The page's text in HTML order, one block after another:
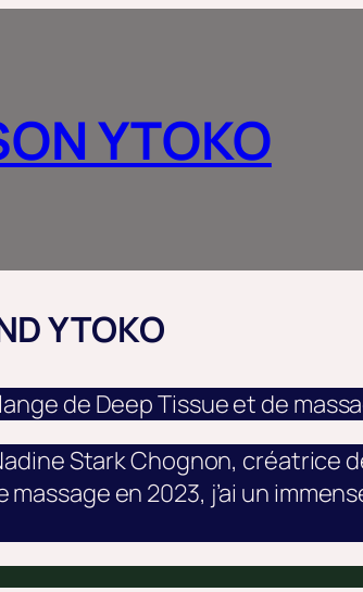
YTOKO
YTOKO
de Deep Tissue et de
Stark Chognon, créatrice
en 2023, j’ai un